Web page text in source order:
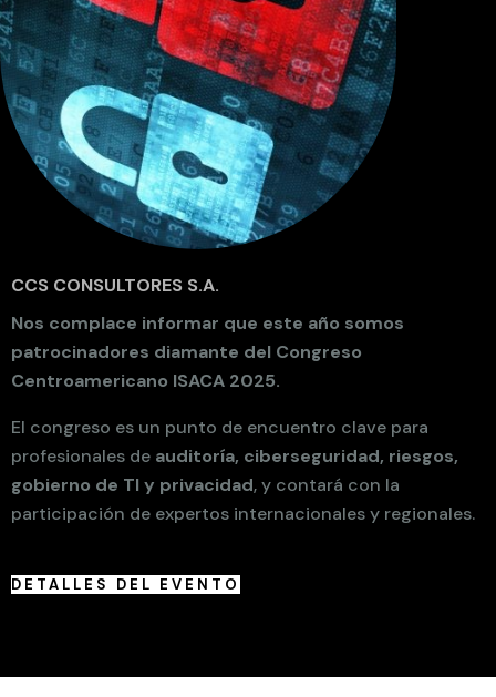
CCS CONSULTORES S.A.
Nos complace informar que este año somos
patrocinadores diamante del Congreso
Centroamericano ISACA 2025.
El congreso es un punto de encuentro clave para
profesionales de auditoría, ciberseguridad, riesgos,
gobierno de TI y privacidad, y contará con la
participación de expertos internacionales y regionales.
DETALLES DEL EVENTO